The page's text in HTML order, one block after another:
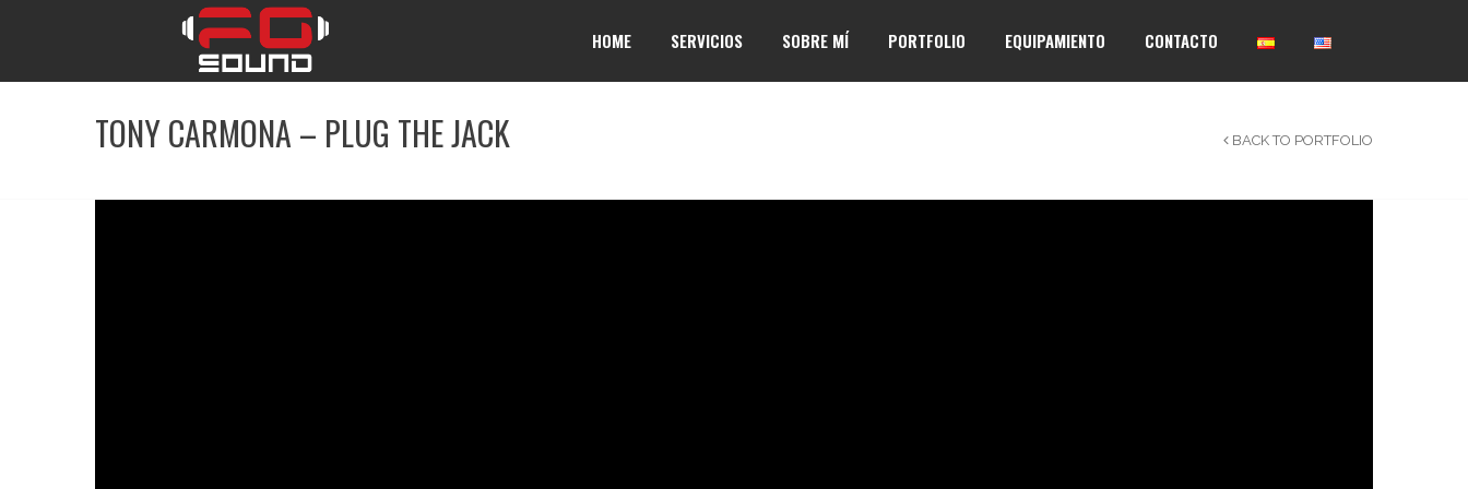
HOME SERVICIOS SOBRE MÍ PORTFOLIO EQUIPAMIENTO CONTACTO
TONY CARMONA – PLUG THE JACK BACK TO PORTFOLIO